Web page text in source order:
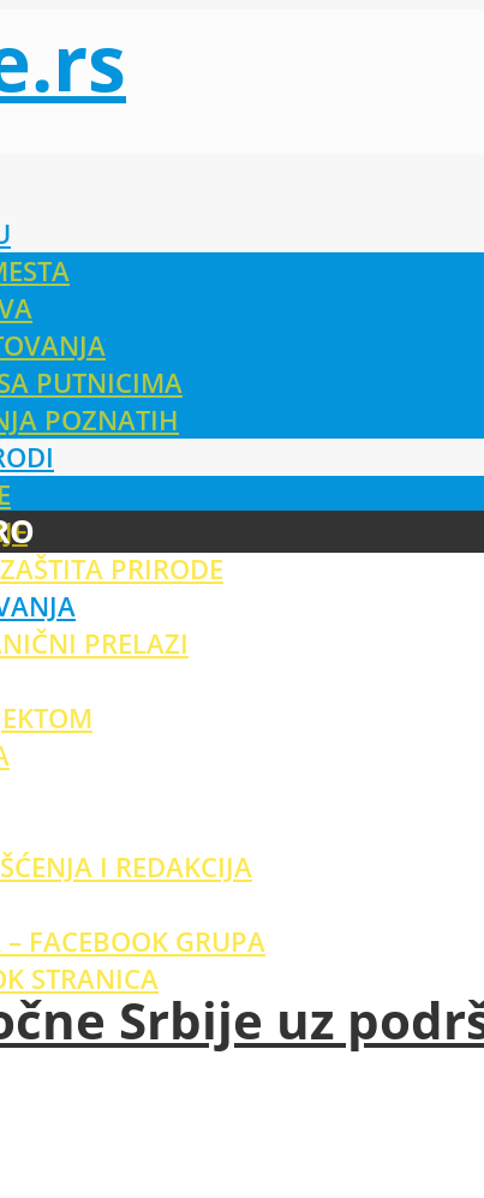
PUTNICIMA
POZNATIH
PRIRODE
PRELAZI
I REDAKCIJA
FACEBOOK GRUPA
STRANICA
Srbije uz